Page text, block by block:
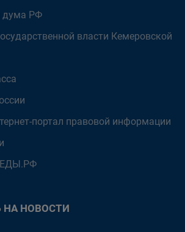
дума РФ
власти Кемеровской
портал правовой информации
НОВОСТИ